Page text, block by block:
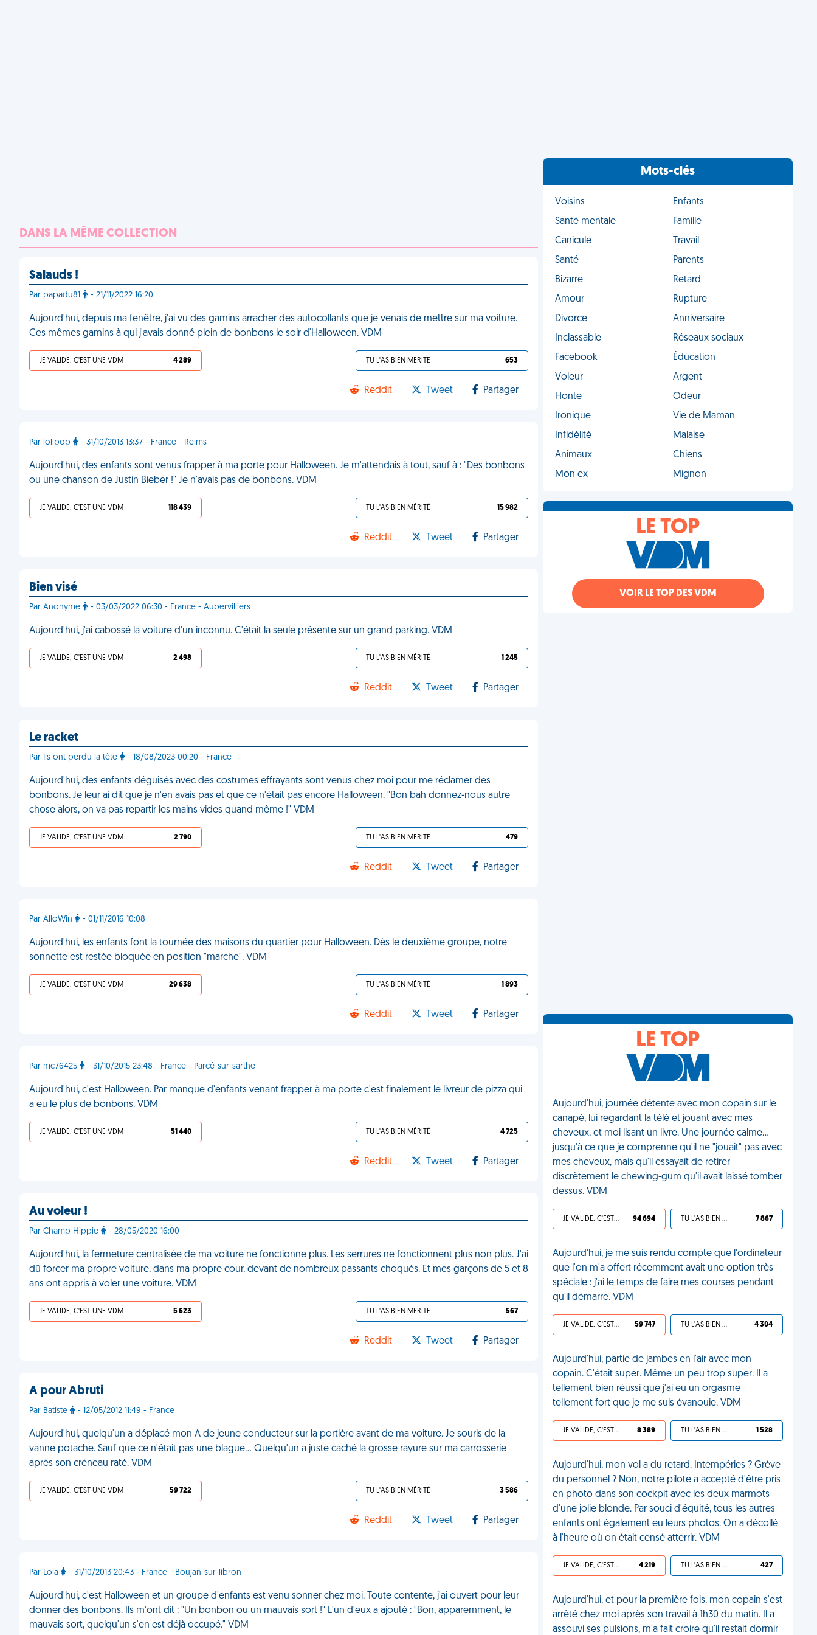
DANS LA MÊME COLLECTION
Salauds !
Par papadu81 - 21/11/2022 16:20
Aujourd'hui, depuis ma fenêtre, j'ai vu des gamins arracher des autocollants que je venais de mettre sur ma voiture.
Ces mêmes gamins à qui j'avais donné plein de bonbons le soir d'Halloween. VDM
JE VALIDE, C'EST UNE VDM 4 289 TU L'AS BIEN MÉRITÉ 653
Reddit Tweet Partager
Par lolipop - 31/10/2013 13:37 - France - Reims
Aujourd'hui, des enfants sont venus frapper à ma porte pour Halloween. Je m'attendais à tout, sauf à : "Des bonbons
ou une chanson de Justin Bieber !" Je n'avais pas de bonbons. VDM
JE VALIDE, C'EST UNE VDM 118 439 TU L'AS BIEN MÉRITÉ 15 982
Reddit Tweet Partager
Bien visé
Par Anonyme - 03/03/2022 06:30 - France - Aubervilliers
Aujourd'hui, j'ai cabossé la voiture d'un inconnu. C'était la seule présente sur un grand parking. VDM
JE VALIDE, C'EST UNE VDM 2 498 TU L'AS BIEN MÉRITÉ 1 245
Reddit Tweet Partager
Le racket
Par Ils ont perdu la tête - 18/08/2023 00:20 - France
Aujourd'hui, des enfants déguisés avec des costumes effrayants sont venus chez moi pour me réclamer des
bonbons. Je leur ai dit que je n'en avais pas et que ce n'était pas encore Halloween. "Bon bah donnez-nous autre
chose alors, on va pas repartir les mains vides quand même !" VDM
JE VALIDE, C'EST UNE VDM 2 790 TU L'AS BIEN MÉRITÉ 479
Reddit Tweet Partager
Par AlloWin - 01/11/2016 10:08
Aujourd'hui, les enfants font la tournée des maisons du quartier pour Halloween. Dès le deuxième groupe, notre
sonnette est restée bloquée en position "marche". VDM
JE VALIDE, C'EST UNE VDM 29 638 TU L'AS BIEN MÉRITÉ 1 893
Reddit Tweet Partager
Par mc76425 - 31/10/2015 23:48 - France - Parcé-sur-sarthe
Aujourd'hui, c'est Halloween. Par manque d'enfants venant frapper à ma porte c'est finalement le livreur de pizza qui
a eu le plus de bonbons. VDM
JE VALIDE, C'EST UNE VDM 51 440 TU L'AS BIEN MÉRITÉ 4 725
Reddit Tweet Partager
Au voleur !
Par Champ Hippie - 28/05/2020 16:00
Aujourd'hui, la fermeture centralisée de ma voiture ne fonctionne plus. Les serrures ne fonctionnent plus non plus. J'ai
dû forcer ma propre voiture, dans ma propre cour, devant de nombreux passants choqués. Et mes garçons de 5 et 8
ans ont appris à voler une voiture. VDM
JE VALIDE, C'EST UNE VDM 5 623 TU L'AS BIEN MÉRITÉ 567
Reddit Tweet Partager
A pour Abruti
Par Batiste - 12/05/2012 11:49 - France
Aujourd'hui, quelqu'un a déplacé mon A de jeune conducteur sur la portière avant de ma voiture. Je souris de la
vanne potache. Sauf que ce n'était pas une blague... Quelqu'un a juste caché la grosse rayure sur ma carrosserie
après son créneau raté. VDM
JE VALIDE, C'EST UNE VDM 59 722 TU L'AS BIEN MÉRITÉ 3 586
Reddit Tweet Partager
Par Lola - 31/10/2013 20:43 - France - Boujan-sur-libron
Aujourd'hui, c'est Halloween et un groupe d'enfants est venu sonner chez moi. Toute contente, j'ai ouvert pour leur
donner des bonbons. Ils m'ont dit : "Un bonbon ou un mauvais sort !" L'un d'eux a ajouté : "Bon, apparemment, le
mauvais sort, quelqu'un s'en est déjà occupé." VDM
Mots-clés
Voisins
Enfants
Santé mentale
Famille
Canicule
Travail
Santé
Parents
Bizarre
Retard
Amour
Rupture
Divorce
Anniversaire
Inclassable
Réseaux sociaux
Facebook
Éducation
Voleur
Argent
Honte
Odeur
Ironique
Vie de Maman
Infidélité
Malaise
Animaux
Chiens
Mon ex
Mignon
LE TOP
VOIR LE TOP DES VDM
LE TOP
Aujourd'hui, journée détente avec mon copain sur le
canapé, lui regardant la télé et jouant avec mes
cheveux, et moi lisant un livre. Une journée calme…
jusqu'à ce que je comprenne qu'il ne "jouait" pas avec
mes cheveux, mais qu'il essayait de retirer
discrètement le chewing-gum qu'il avait laissé tomber
dessus. VDM
JE VALIDE, C'EST UNE VDM 94 694 TU L'AS BIEN MÉRITÉ 7 867
Aujourd'hui, je me suis rendu compte que l'ordinateur
que l'on m'a offert récemment avait une option très
spéciale : j'ai le temps de faire mes courses pendant
qu'il démarre. VDM
JE VALIDE, C'EST UNE VDM 59 747 TU L'AS BIEN MÉRITÉ 4 304
Aujourd'hui, partie de jambes en l'air avec mon
copain. C'était super. Même un peu trop super. Il a
tellement bien réussi que j'ai eu un orgasme
tellement fort que je me suis évanouie. VDM
JE VALIDE, C'EST UNE VDM 8 389 TU L'AS BIEN MÉRITÉ 1 528
Aujourd'hui, mon vol a du retard. Intempéries ? Grève
du personnel ? Non, notre pilote a accepté d'être pris
en photo dans son cockpit avec les deux marmots
d'une jolie blonde. Par souci d'équité, tous les autres
enfants ont également eu leurs photos. On a décollé
à l'heure où on était censé atterrir. VDM
JE VALIDE, C'EST UNE VDM 4 219 TU L'AS BIEN MÉRITÉ 427
Aujourd'hui, et pour la première fois, mon copain s'est
arrêté chez moi après son travail à 1h30 du matin. Il a
assouvi ses pulsions, m'a fait croire qu'il restait dormir